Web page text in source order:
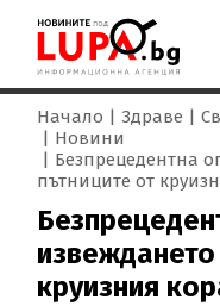
Начало Здраве
Новини
Безпрецедентна
пътниците от
круизния